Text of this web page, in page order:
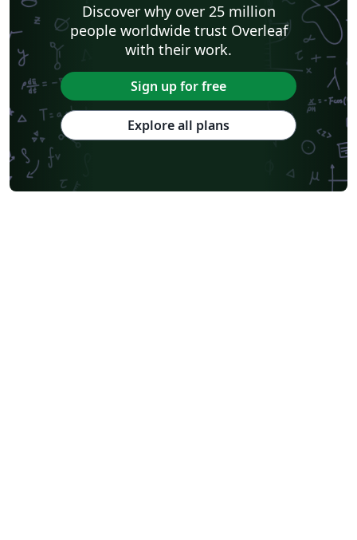
Discover why over 25 million
people worldwide trust Overleaf
with their work.
Sign up for free
Explore all plans